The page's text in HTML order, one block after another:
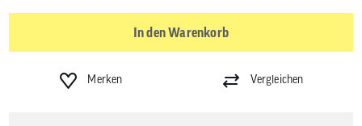
In den Warenkorb
Merken Vergleichen